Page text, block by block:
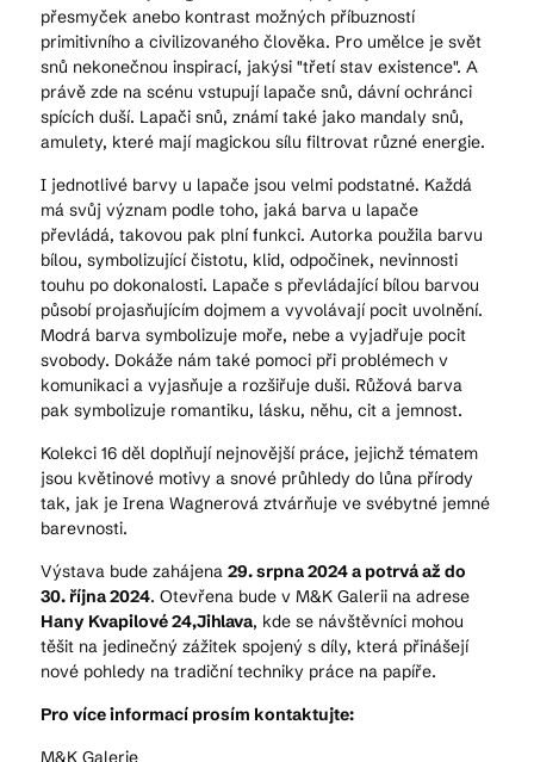
přesmyček anebo kontrast možných příbuzností
primitivního a civilizovaného člověka. Pro umělce je svět
snů nekonečnou inspirací, jakýsi "třetí stav existence". A
právě zde na scénu vstupují lapače snů, dávní ochránci
spících duší. Lapači snů, známí také jako mandaly snů,
amulety, které mají magickou sílu filtrovat různé energie.
I jednotlivé barvy u lapače jsou velmi podstatné. Každá
má svůj význam podle toho, jaká barva u lapače
převládá, takovou pak plní funkci. Autorka použila barvu
bílou, symbolizující čistotu, klid, odpočinek, nevinnosti
touhu po dokonalosti. Lapače s převládající bílou barvou
působí projasňujícím dojmem a vyvolávají pocit uvolnění.
Modrá barva symbolizuje moře, nebe a vyjadřuje pocit
svobody. Dokáže nám také pomoci při problémech v
komunikaci a vyjasňuje a rozšiřuje duši. Růžová barva
pak symbolizuje romantiku, lásku, něhu, cit a jemnost.
Kolekci 16 děl doplňují nejnovější práce, jejichž tématem
jsou květinové motivy a snové průhledy do lůna přírody
tak, jak je Irena Wagnerová ztvárňuje ve svébytné jemné
barevnosti.
Výstava bude zahájena 29. srpna 2024 a potrvá až do
30. října 2024. Otevřena bude v M&K Galerii na adrese
Hany Kvapilové 24,Jihlava, kde se návštěvníci mohou
těšit na jedinečný zážitek spojený s díly, která přinášejí
nové pohledy na tradiční techniky práce na papíře.
Pro více informací prosím kontaktujte:
M&K Galerie